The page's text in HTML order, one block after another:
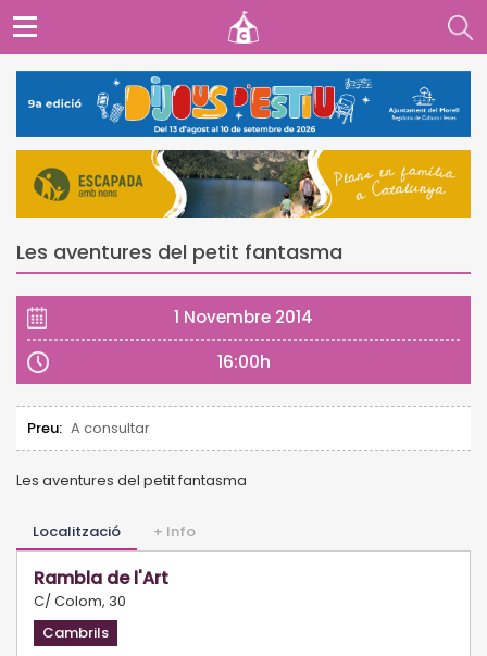
Les aventures del petit fantasma
1 Novembre 2014
16:00h
Preu: A consultar
Les aventures del petit fantasma
Localització + Info
Rambla de l'Art
C/ Colom, 30
Cambrils